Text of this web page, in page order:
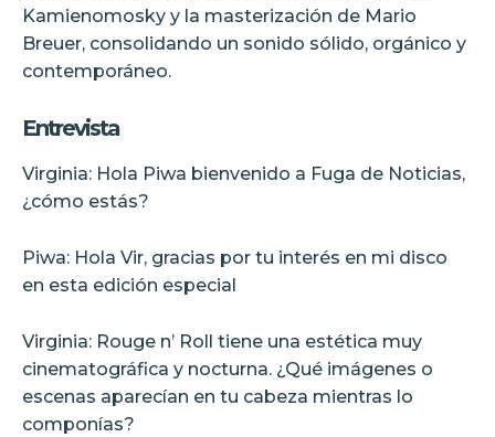
Kamienomosky y la masterización de Mario
Breuer, consolidando un sonido sólido, orgánico y
contemporáneo.
Entrevista
Virginia: Hola Piwa bienvenido a Fuga de Noticias,
¿cómo estás?
Piwa: Hola Vir, gracias por tu interés en mi disco
en esta edición especial
Virginia: Rouge n’ Roll tiene una estética muy
cinematográfica y nocturna. ¿Qué imágenes o
escenas aparecían en tu cabeza mientras lo
componías?